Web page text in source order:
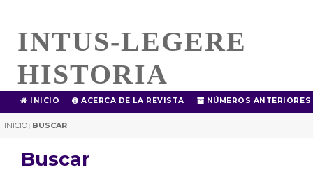
INTUS-LEGERE
HISTORIA
INICIO ACERCA DE LA REVISTA NÚMEROS ANTERIORES
INICIO | BUSCAR
Buscar